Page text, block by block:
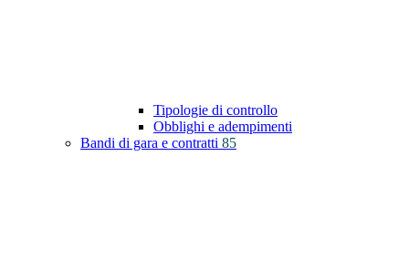
Tipologie di controllo
Obblighi e adempimenti
Bandi di gara e contratti 85